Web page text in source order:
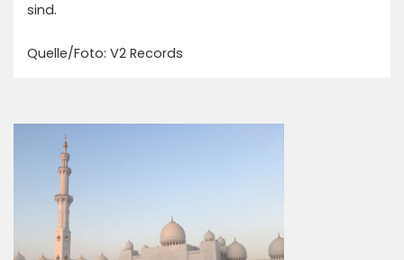
sind.
Quelle/Foto: V2 Records